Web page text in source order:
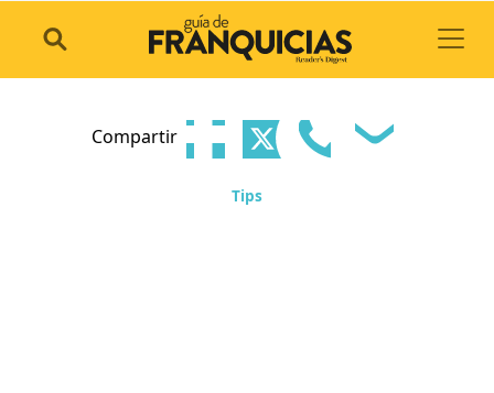
Compartir
Tips